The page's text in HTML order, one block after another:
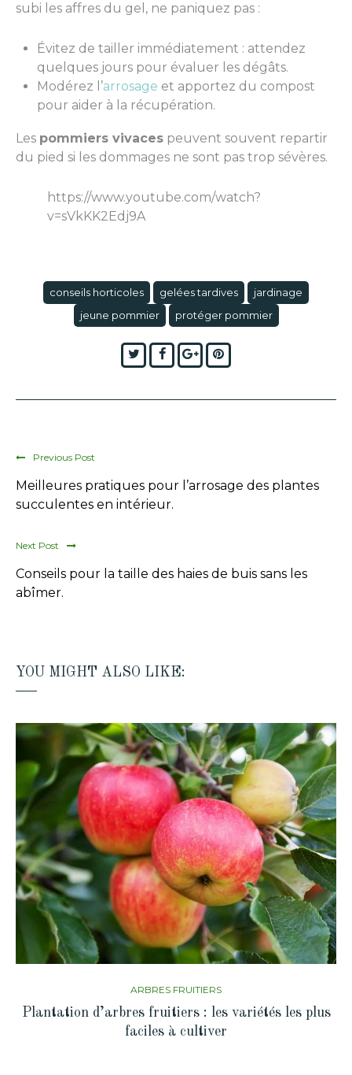
subi les affres du gel, ne paniquez pas :
Évitez de tailler immédiatement : attendez
quelques jours pour évaluer les dégâts.
Modérez l’arrosage et apportez du compost
pour aider à la récupération.
Les pommiers vivaces peuvent souvent repartir
du pied si les dommages ne sont pas trop sévères.
https://www.youtube.com/watch?
v=sVkKK2Edj9A
conseils horticoles gelées tardives
jardinage
jeune pommier
protéger pommier
TwitterFacebook
Google+Pinterest
Previous Post
Meilleures pratiques pour l’arrosage des plantes
succulentes en intérieur.
Next Post
Conseils pour la taille des haies de buis sans les
abîmer.
YOU MIGHT ALSO LIKE:
ARBRES FRUITIERS
Plantation d’arbres fruitiers : les variétés les plus
faciles à cultiver